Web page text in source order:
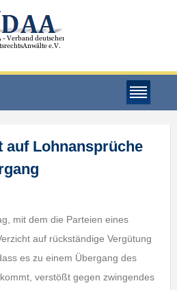
auf Lohnansprüche
mit dem die Parteien eines
auf rückständige Vergütung
es zu einem Übergang des
verstößt gegen zwingendes